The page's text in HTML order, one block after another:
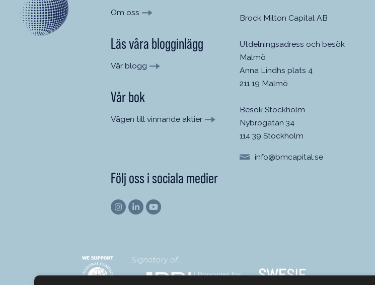
Om oss
Läs våra blogginlägg
Vår blogg
Vår bok
Vägen till vinnande aktier
Brock Milton Capital AB
Utdelningsadress och besök
Malmö
Anna Lindhs plats 4
211 19 Malmö
Besök Stockholm
Nybrogatan 34
114 39 Stockholm
info@bmcapital.se
Följ oss i sociala medier